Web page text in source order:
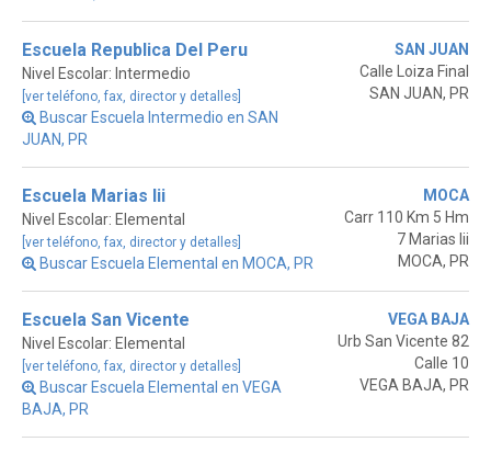
Escuela Republica Del Peru
Nivel Escolar: Intermedio
[ver teléfono, fax, director y detalles]
Buscar Escuela Intermedio en SAN
JUAN, PR
SAN JUAN
Calle Loiza Final
SAN JUAN, PR
Escuela Marias Iii
Nivel Escolar: Elemental
[ver teléfono, fax, director y detalles]
Buscar Escuela Elemental en MOCA, PR
MOCA
Carr 110 Km 5 Hm
7 Marias Iii
MOCA, PR
Escuela San Vicente
Nivel Escolar: Elemental
[ver teléfono, fax, director y detalles]
Buscar Escuela Elemental en VEGA
BAJA, PR
VEGA BAJA
Urb San Vicente 82
Calle 10
VEGA BAJA, PR